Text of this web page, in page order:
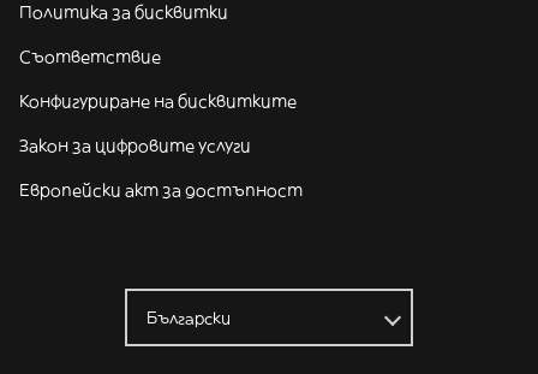
Политика за бисквитки
Съответствие
Конфигуриране на бисквитките
Закон за цифровите услуги
Европейски акт за достъпност